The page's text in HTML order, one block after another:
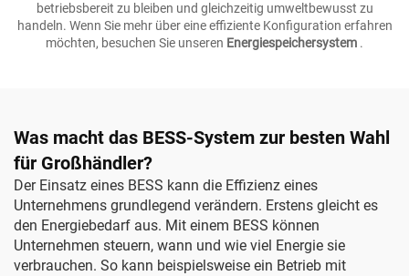
betriebsbereit zu bleiben und gleichzeitig umweltbewusst zu
handeln. Wenn Sie mehr über eine effiziente Konfiguration erfahren
möchten, besuchen Sie unseren Energiespeichersystem .
Was macht das BESS-System zur besten Wahl
für Großhändler?
Der Einsatz eines BESS kann die Effizienz eines
Unternehmens grundlegend verändern. Erstens gleicht es
den Energiebedarf aus. Mit einem BESS können
Unternehmen steuern, wann und wie viel Energie sie
verbrauchen. So kann beispielsweise ein Betrieb mit